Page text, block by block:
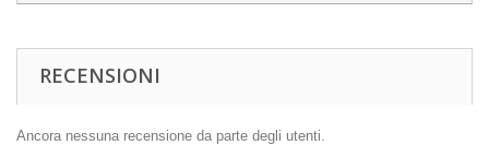
RECENSIONI
Ancora nessuna recensione da parte degli utenti.